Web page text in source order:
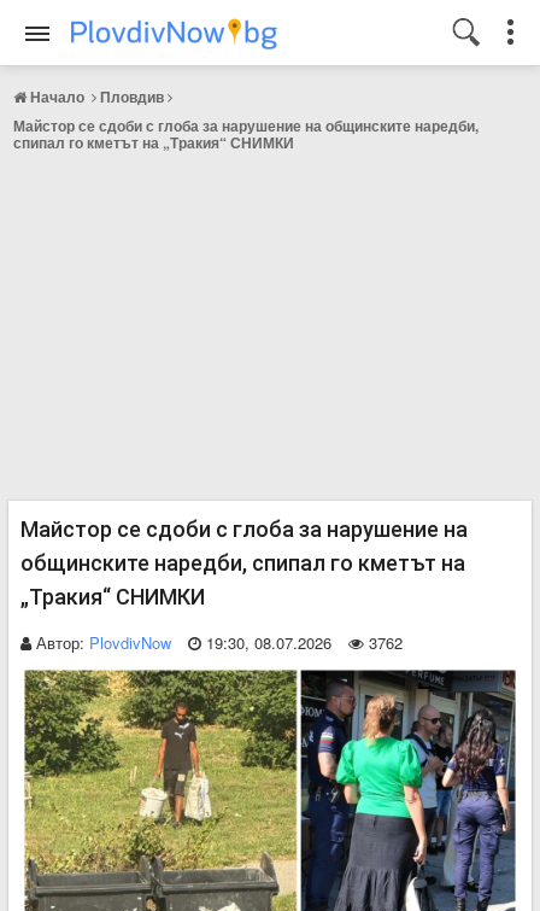
Начало
Пловдив
Майстор се сдоби с глоба за нарушение на общинските наредби,
спипал го кметът на „Тракия“ СНИМКИ
Майстор се сдоби с глоба за нарушение на
общинските наредби, спипал го кметът на
„Тракия“ СНИМКИ
Автор: PlovdivNow 19:30, 08.07.2026 3762